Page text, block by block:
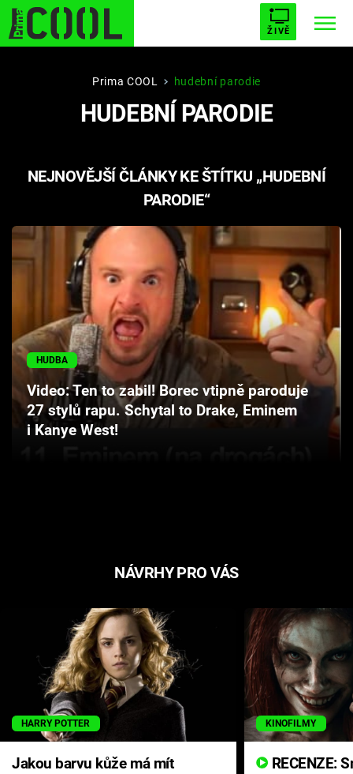
ŽIVĚ
STARHOUSE BUFFY, PŘEMOŽITELKA UPÍRŮ
PLNEJ KOTEL AVENGERS 5
Seriály
Hry
Cool Esport
Pořady
Prima COOL hudební parodie
HUDEBNÍ PARODIE
NEJNOVĚJŠÍ ČLÁNKY KE ŠTÍTKU „HUDEBNÍ
PARODIE“
HUDBA
Video: Ten to zabil! Borec vtipně paroduje
27 stylů rapu. Schytal to Drake, Eminem
i Kanye West!
NÁVRHY PRO VÁS
HARRY POTTER
Jakou barvu kůže má mít
KINOFILMY